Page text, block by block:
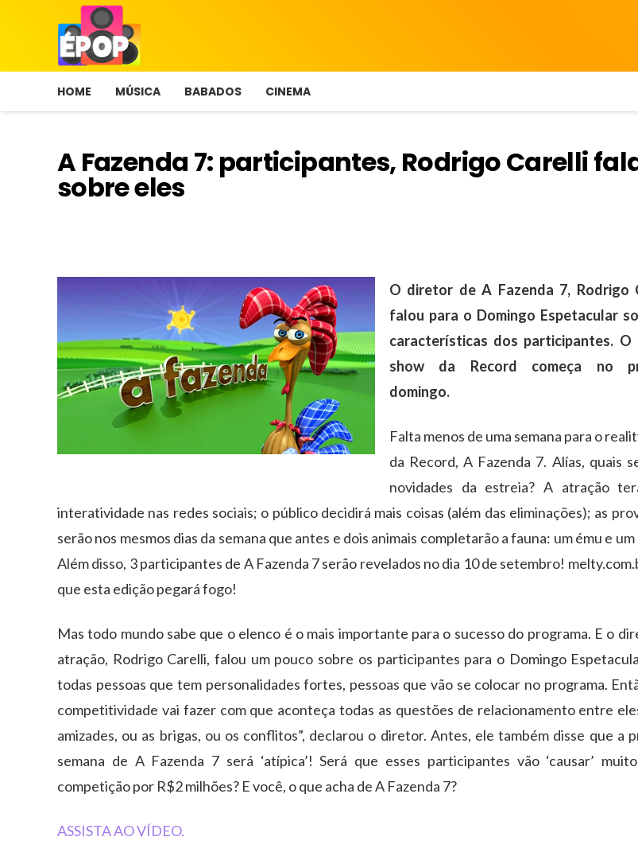
HOME MÚSICA BABADOS CINEMA
A Fazenda 7: participantes, Rodrigo Carelli
sobre eles
O diretor de A Fazenda 7, Rodrigo
falou para o Domingo Espetacular
características dos participantes. O
show da Record começa no
domingo.
Falta menos de uma semana para o
da Record, A Fazenda 7. Alías, quais
novidades da estreia? A atração
interatividade nas redes sociais; o público decidirá mais coisas (além das eliminações); as
serão nos mesmos dias da semana que antes e dois animais completarão a fauna: um ému e
Além disso, 3 participantes de A Fazenda 7 serão revelados no dia 10 de setembro!
que esta edição pegará fogo!
Mas todo mundo sabe que o elenco é o mais importante para o sucesso do programa. E o
atração, Rodrigo Carelli, falou um pouco sobre os participantes para o Domingo
todas pessoas que tem personalidades fortes, pessoas que vão se colocar no programa.
competitividade vai fazer com que aconteça todas as questões de relacionamento entre
amizades, ou as brigas, ou os conflitos”, declarou o diretor. Antes, ele também disse que a
semana de A Fazenda 7 será ‘atípica’! Será que esses participantes vão ‘causar’
competição por R$2 milhões? E você, o que acha de A Fazenda 7?
ASSISTA AO VÍDEO.